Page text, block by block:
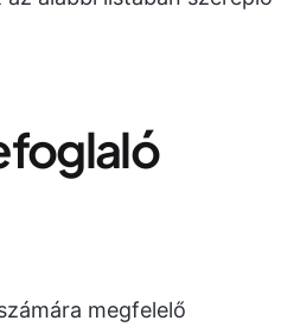
megfelelő